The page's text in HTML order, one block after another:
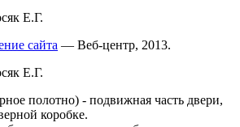
Е.Г.
сайта — Веб-центр, 2013.
Е.Г.
полотно) - подвижная часть двери,
коробке.